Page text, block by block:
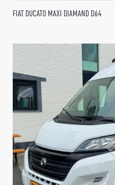
FIAT DUCATO MAXI DIAMAND D64